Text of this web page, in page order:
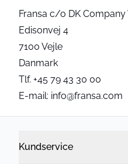
Fransa c/o DK
Edisonvej 4
7100 Vejle
Danmark
Tlf. +45 79 43 30 00
E-mail: info@fransa.com
Kundservice